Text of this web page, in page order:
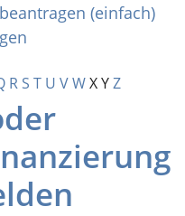
(einfach)
R S T U VWXYZ